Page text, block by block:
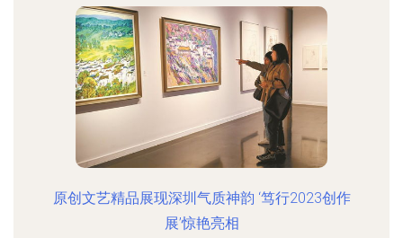
原创文艺精品展现深圳气质神韵 ‘笃行2023创作
展’惊艳亮相